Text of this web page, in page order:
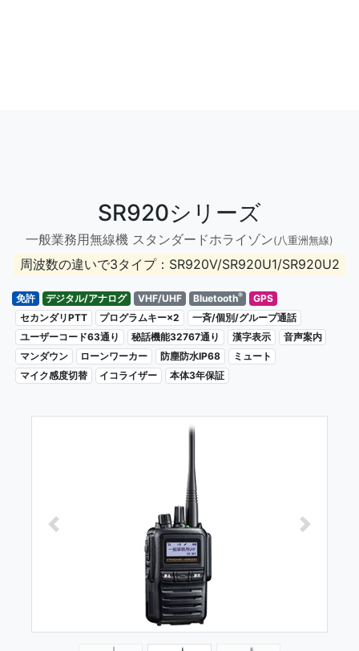
SR920シリーズ
一般業務用無線機 スタンダードホライゾン(八重洲無線)
周波数の違いで3タイプ：SR920V/SR920U1/SR920U2
免許 デジタル/アナログ VHF/UHF Bluetooth®
GPS
セカンダリPTT
プログラムキー×2
一斉/個別/グループ通話
ユーザーコード63通り
秘話機能32767通り 漢字表示
音声案内
マンダウン
ローンワーカー 防塵防水IP68
ミュート
マイク感度切替
イコライザー 本体3年保証
前へ 次へ